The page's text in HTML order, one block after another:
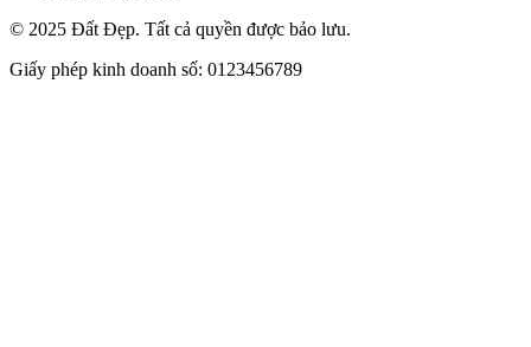
© 2025 Đất Đẹp. Tất cả quyền được bảo lưu.
Giấy phép kinh doanh số: 0123456789